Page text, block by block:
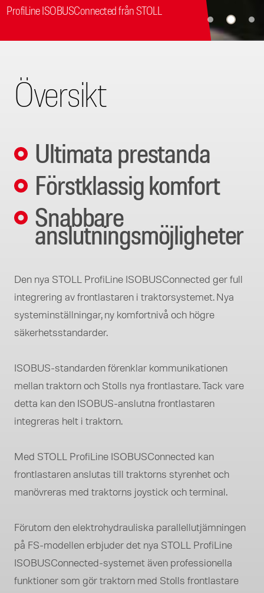
ProfiLine ISOBUSConnected från STOLL
Översikt
Ultimata prestanda
Förstklassig komfort
Snabbare
anslutningsmöjligheter
Den nya STOLL ProfiLine ISOBUSConnected ger full
integrering av frontlastaren i traktorsystemet. Nya
systeminställningar, ny komfortnivå och högre
säkerhetsstandarder.
ISOBUS-standarden förenklar kommunikationen
mellan traktorn och Stolls nya frontlastare. Tack vare
detta kan den ISOBUS-anslutna frontlastaren
integreras helt i traktorn.
Med STOLL ProfiLine ISOBUSConnected kan
frontlastaren anslutas till traktorns styrenhet och
manövreras med traktorns joystick och terminal.
Förutom den elektrohydrauliska parallellutjämningen
på FS-modellen erbjuder det nya STOLL ProfiLine
ISOBUSConnected-systemet även professionella
funktioner som gör traktorn med Stolls frontlastare